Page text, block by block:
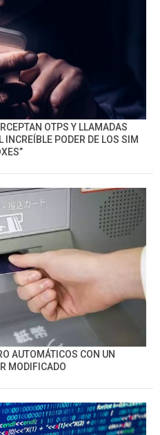
OTPS Y LLAMADAS
INCREÍBLE PODER DE LOS SIM
AUTOMÁTICOS CON UN
MODIFICADO